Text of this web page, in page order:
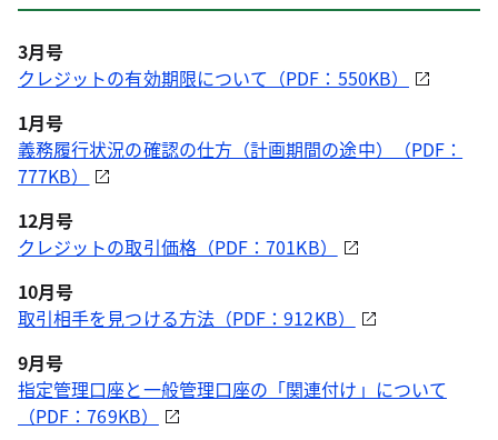
3月号
クレジットの有効期限について（PDF：550KB）
1月号
義務履行状況の確認の仕方（計画期間の途中）（PDF：
777KB）
12月号
クレジットの取引価格（PDF：701KB）
10月号
取引相手を見つける方法（PDF：912KB）
9月号
指定管理口座と一般管理口座の「関連付け」について
（PDF：769KB）